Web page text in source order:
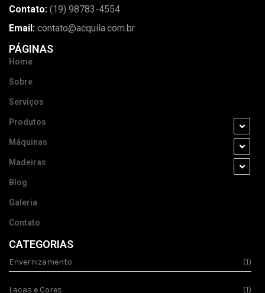
Contato: (19) 98783-4554
Email: contato@acquila.com.br
PÁGINAS
Home
Sobre
Serviços
Produtos
Máquinas
Madeiras
Blog
Galeria
Contato
CATEGORIAS
Envernizamento (1)
Lacas e Cores (1)